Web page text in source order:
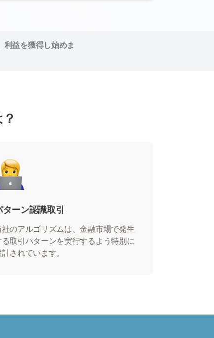
利益を獲得し始めま
ターン認識取引
社のアルゴリズムは、金融市場で発生
る取引パターンを実行するよう特別に
されています。